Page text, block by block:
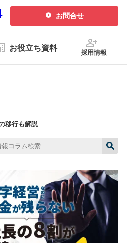
お問合せ
お役立ち資料
採用情報
融資・資金繰り
2026.07.21更新
2026.07.08更新
2026.06.09更新
2025.11.25更新
帳簿の付け方とは？単式・複式簿
記の違いや記帳手順、失敗例を解
説
中津川オフィス
け
移行も解説